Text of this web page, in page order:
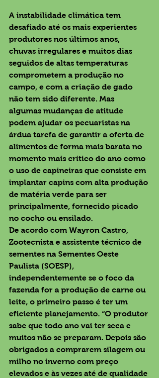
A instabilidade climática tem
desafiado até os mais experientes
produtores nos últimos anos,
chuvas irregulares e muitos dias
seguidos de altas temperaturas
comprometem a produção no
campo, e com a criação de gado
não tem sido diferente. Mas
algumas mudanças de atitude
podem ajudar os pecuaristas na
árdua tarefa de garantir a oferta de
alimentos de forma mais barata no
momento mais crítico do ano como
o uso de capineiras que consiste em
implantar capins com alta produção
de matéria verde para ser
principalmente, fornecido picado
no cocho ou ensilado.
De acordo com Wayron Castro,
Zootecnista e assistente técnico de
sementes na Sementes Oeste
Paulista (SOESP),
independentemente se o foco da
fazenda for a produção de carne ou
leite, o primeiro passo é ter um
eficiente planejamento. “O produtor
sabe que todo ano vai ter seca e
muitos não se preparam. Depois são
obrigados a comprarem silagem ou
milho no inverno com preço
elevados e às vezes até de qualidade